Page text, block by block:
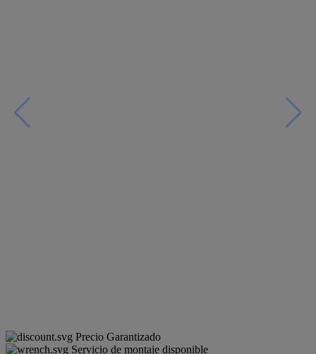
Precio Garantizado
Servicio de montaje disponible